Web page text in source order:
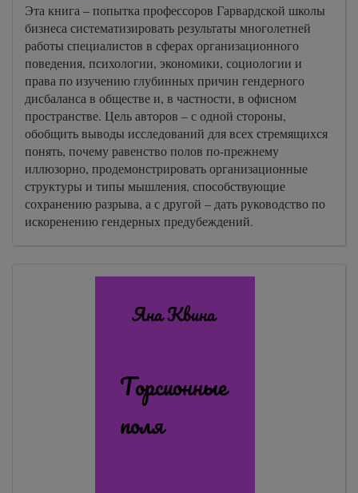
Эта книга – попытка профессоров Гарвардской школы
бизнеса систематизировать результаты многолетней
работы специалистов в сферах организационного
поведения, психологии, экономики, социологии и
права по изучению глубинных причин гендерного
дисбаланса в обществе и, в частности, в офисном
пространстве. Цель авторов – с одной стороны,
обобщить выводы исследований для всех стремящихся
понять, почему равенство полов по-прежнему
иллюзорно, продемонстрировать организационные
структуры и типы мышления, способствующие
сохранению разрыва, а с другой – дать руководство по
искоренению гендерных предубеждений.